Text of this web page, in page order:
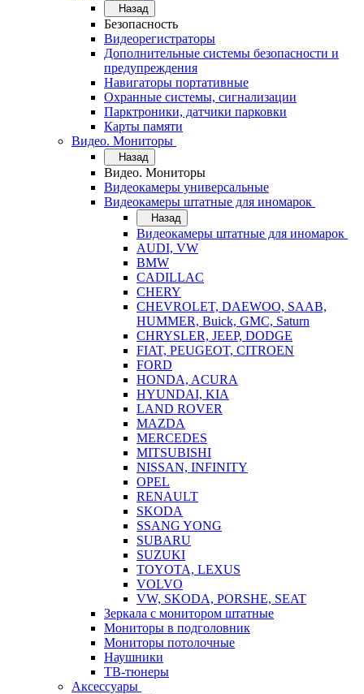
Назад
Безопасность
Видеорегистраторы
Дополнительные системы безопасности и
предупреждения
Навигаторы портативные
Охранные системы, сигнализации
Парктроники, датчики парковки
Карты памяти
Видео. Мониторы
Назад
Видео. Мониторы
Видеокамеры универсальные
Видеокамеры штатные для иномарок
Назад
Видеокамеры штатные для иномарок
AUDI, VW
BMW
CADILLAC
CHERY
CHEVROLET, DAEWOO, SAAB,
HUMMER, Buick, GMC, Saturn
CHRYSLER, JEEP, DODGE
FIAT, PEUGEOT, CITROEN
FORD
HONDA, ACURA
HYUNDAI, KIA
LAND ROVER
MAZDA
MERCEDES
MITSUBISHI
NISSAN, INFINITY
OPEL
RENAULT
SKODA
SSANG YONG
SUBARU
SUZUKI
TOYOTA, LEXUS
VOLVO
VW, SKODA, PORSHE, SEAT
Зеркала с монитором штатные
Мониторы в подголовник
Мониторы потолочные
Наушники
ТВ-тюнеры
Аксессуары